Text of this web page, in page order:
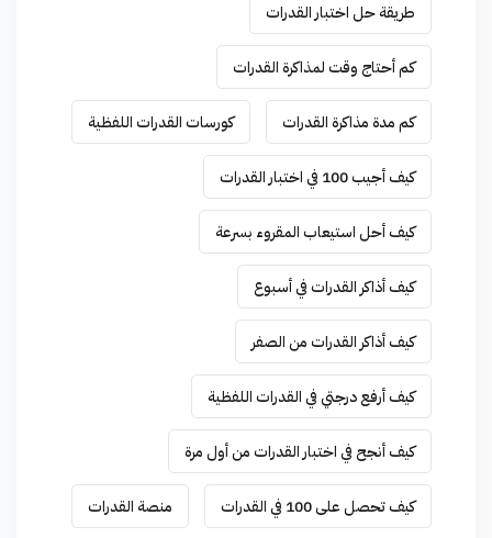
طريقة حل اختبار القدرات
كم أحتاج وقت لمذاكرة القدرات
كم مدة مذاكرة القدرات كورسات القدرات اللفظية
كيف أجيب 100 في اختبار القدرات
كيف أحل استيعاب المقروء بسرعة
كيف أذاكر القدرات في أسبوع
كيف أذاكر القدرات من الصفر
كيف أرفع درجتي في القدرات اللفظية
كيف أنجح في اختبار القدرات من أول مرة
كيف تحصل على 100 في القدرات منصة القدرات